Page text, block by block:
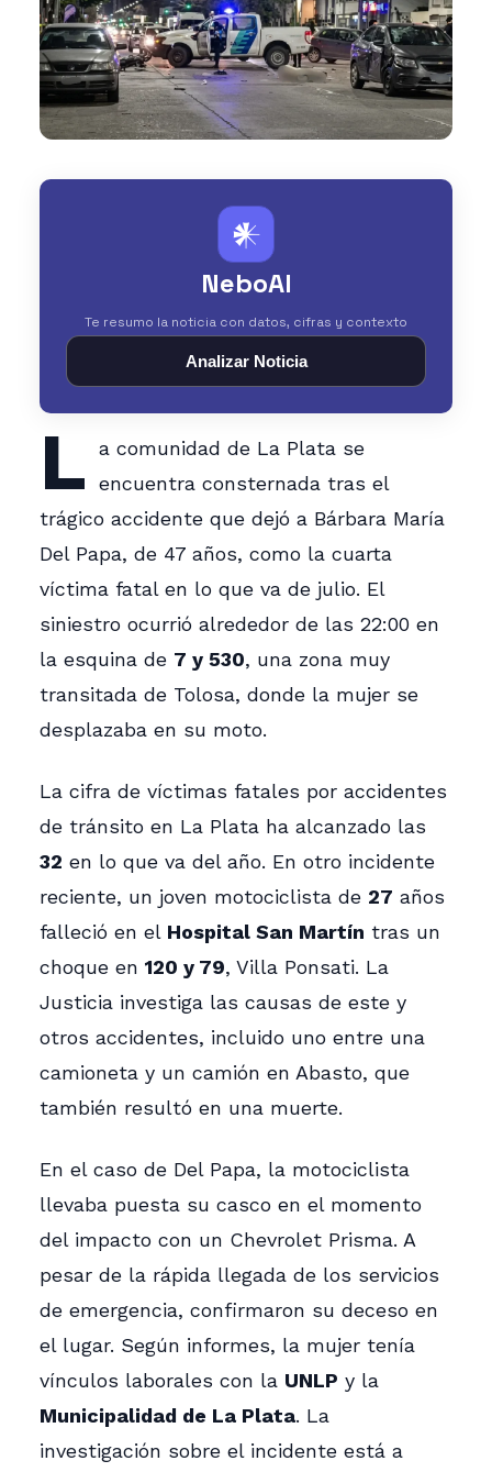
𒀭
NeboAI
Te resumo la noticia con datos, cifras y contexto
Analizar Noticia
L
a comunidad de La Plata se
encuentra consternada tras el
trágico accidente que dejó a Bárbara María
Del Papa, de 47 años, como la cuarta
víctima fatal en lo que va de julio. El
siniestro ocurrió alrededor de las 22:00 en
la esquina de 7 y 530, una zona muy
transitada de Tolosa, donde la mujer se
desplazaba en su moto.
La cifra de víctimas fatales por accidentes
de tránsito en La Plata ha alcanzado las
32 en lo que va del año. En otro incidente
reciente, un joven motociclista de 27 años
falleció en el Hospital San Martín tras un
choque en 120 y 79, Villa Ponsati. La
Justicia investiga las causas de este y
otros accidentes, incluido uno entre una
camioneta y un camión en Abasto, que
también resultó en una muerte.
En el caso de Del Papa, la motociclista
llevaba puesta su casco en el momento
del impacto con un Chevrolet Prisma. A
pesar de la rápida llegada de los servicios
de emergencia, confirmaron su deceso en
el lugar. Según informes, la mujer tenía
vínculos laborales con la UNLP y la
Municipalidad de La Plata. La
investigación sobre el incidente está a